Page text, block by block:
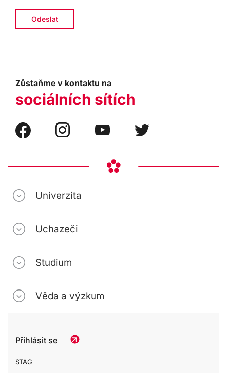
Zůstaňme v kontaktu na
sociálních sítích
Univerzita
Uchazeči
Studium
Věda a výzkum
Přihlásit se
STAG